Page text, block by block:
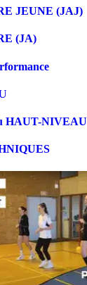
JEUNE (JAJ)
(JA)
HAUT-NIVEAU